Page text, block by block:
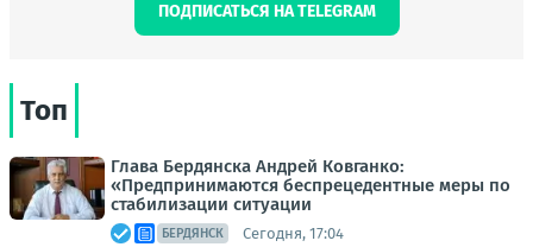
ПОДПИСАТЬСЯ НА TELEGRAM
Топ
Глава Бердянска Андрей Ковганко:
«Предпринимаются беспрецедентные меры по
стабилизации ситуации
БЕРДЯНСК Сегодня, 17:04